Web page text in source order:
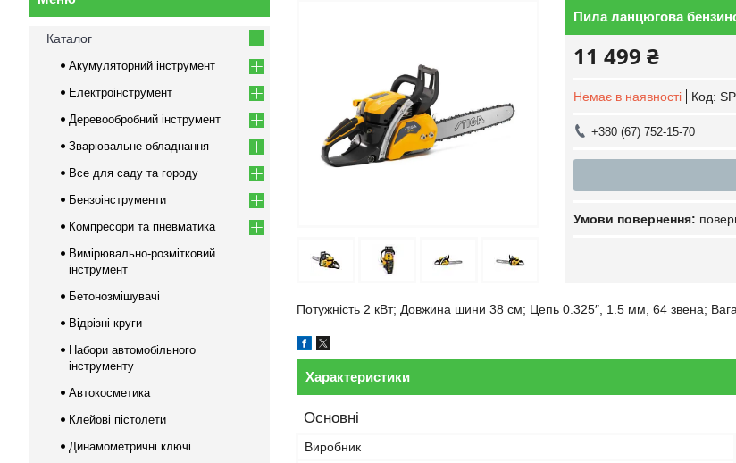
Пила ланцюгова
11 499 ₴
Немає в наявності Код:
+380 (67) 752-15-70
Потужність 2 кВт; Довжина шини 38 см; Цепь 0.325″, 1.5 мм, 64 звена;
Характеристики
Основні
Виробник
Каталог
Акумуляторний інструмент
Електроінструмент
Деревообробний інструмент
Зварювальне обладнання
Все для саду та городу
Бензоінструменти
Компресори та пневматика
Вимірювально-розмітковий
інструмент
Бетонозмішувачі
Відрізні круги
Набори автомобільного
інструменту
Автокосметика
Клейові пістолети
Динамометричні ключі